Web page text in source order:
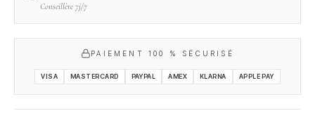
Conseillère 7j/7
PAIEMENT 100 % SÉCURISÉ
VISA MASTERCARD PAYPAL AMEX KLARNA APPLE PAY